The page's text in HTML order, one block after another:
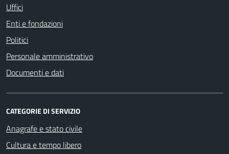
Uffici
Enti e fondazioni
Politici
Personale amministrativo
Documenti e dati
CATEGORIE DI SERVIZIO
Anagrafe e stato civile
Cultura e tempo libero